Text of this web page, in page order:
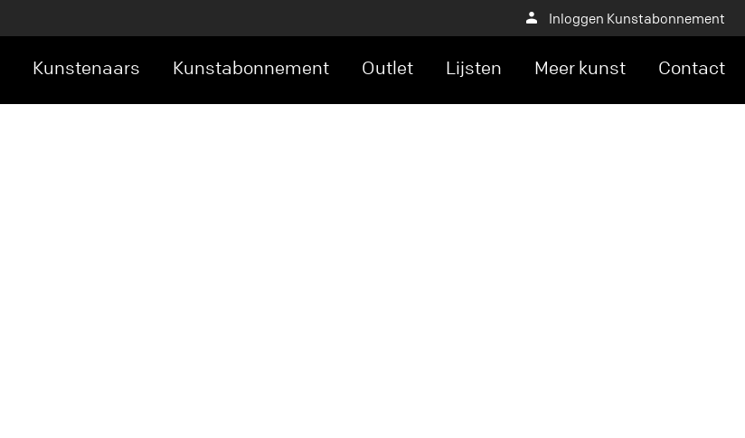
Inloggen Kunstabonnement
Kunstenaars Kunstabonnement Outlet Lijsten Meer kunst Contact